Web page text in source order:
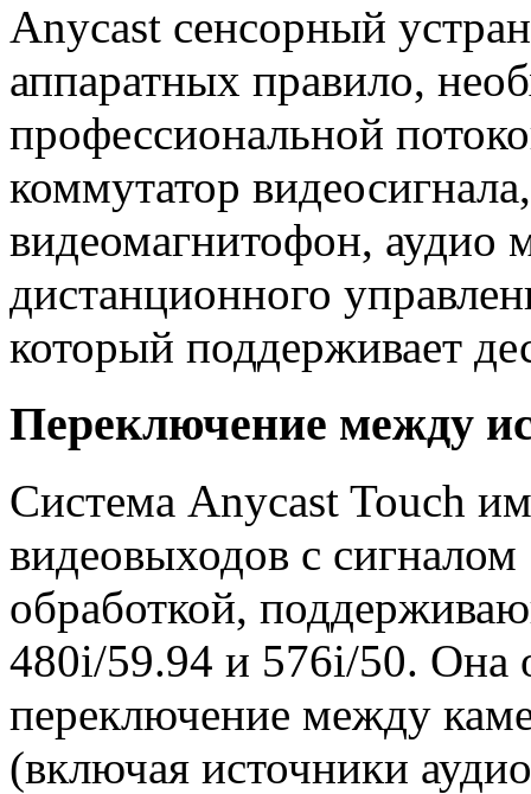
Anycast сенсорный
аппаратных правило,
профессиональной
коммутатор
видеомагнитофон, аудио
дистанционного
который поддерживает
Переключение между
Система Anycast Touch
видеовыходов с
обработкой,
480i/59.94 и 576i/50. Она
переключение между
(включая источники